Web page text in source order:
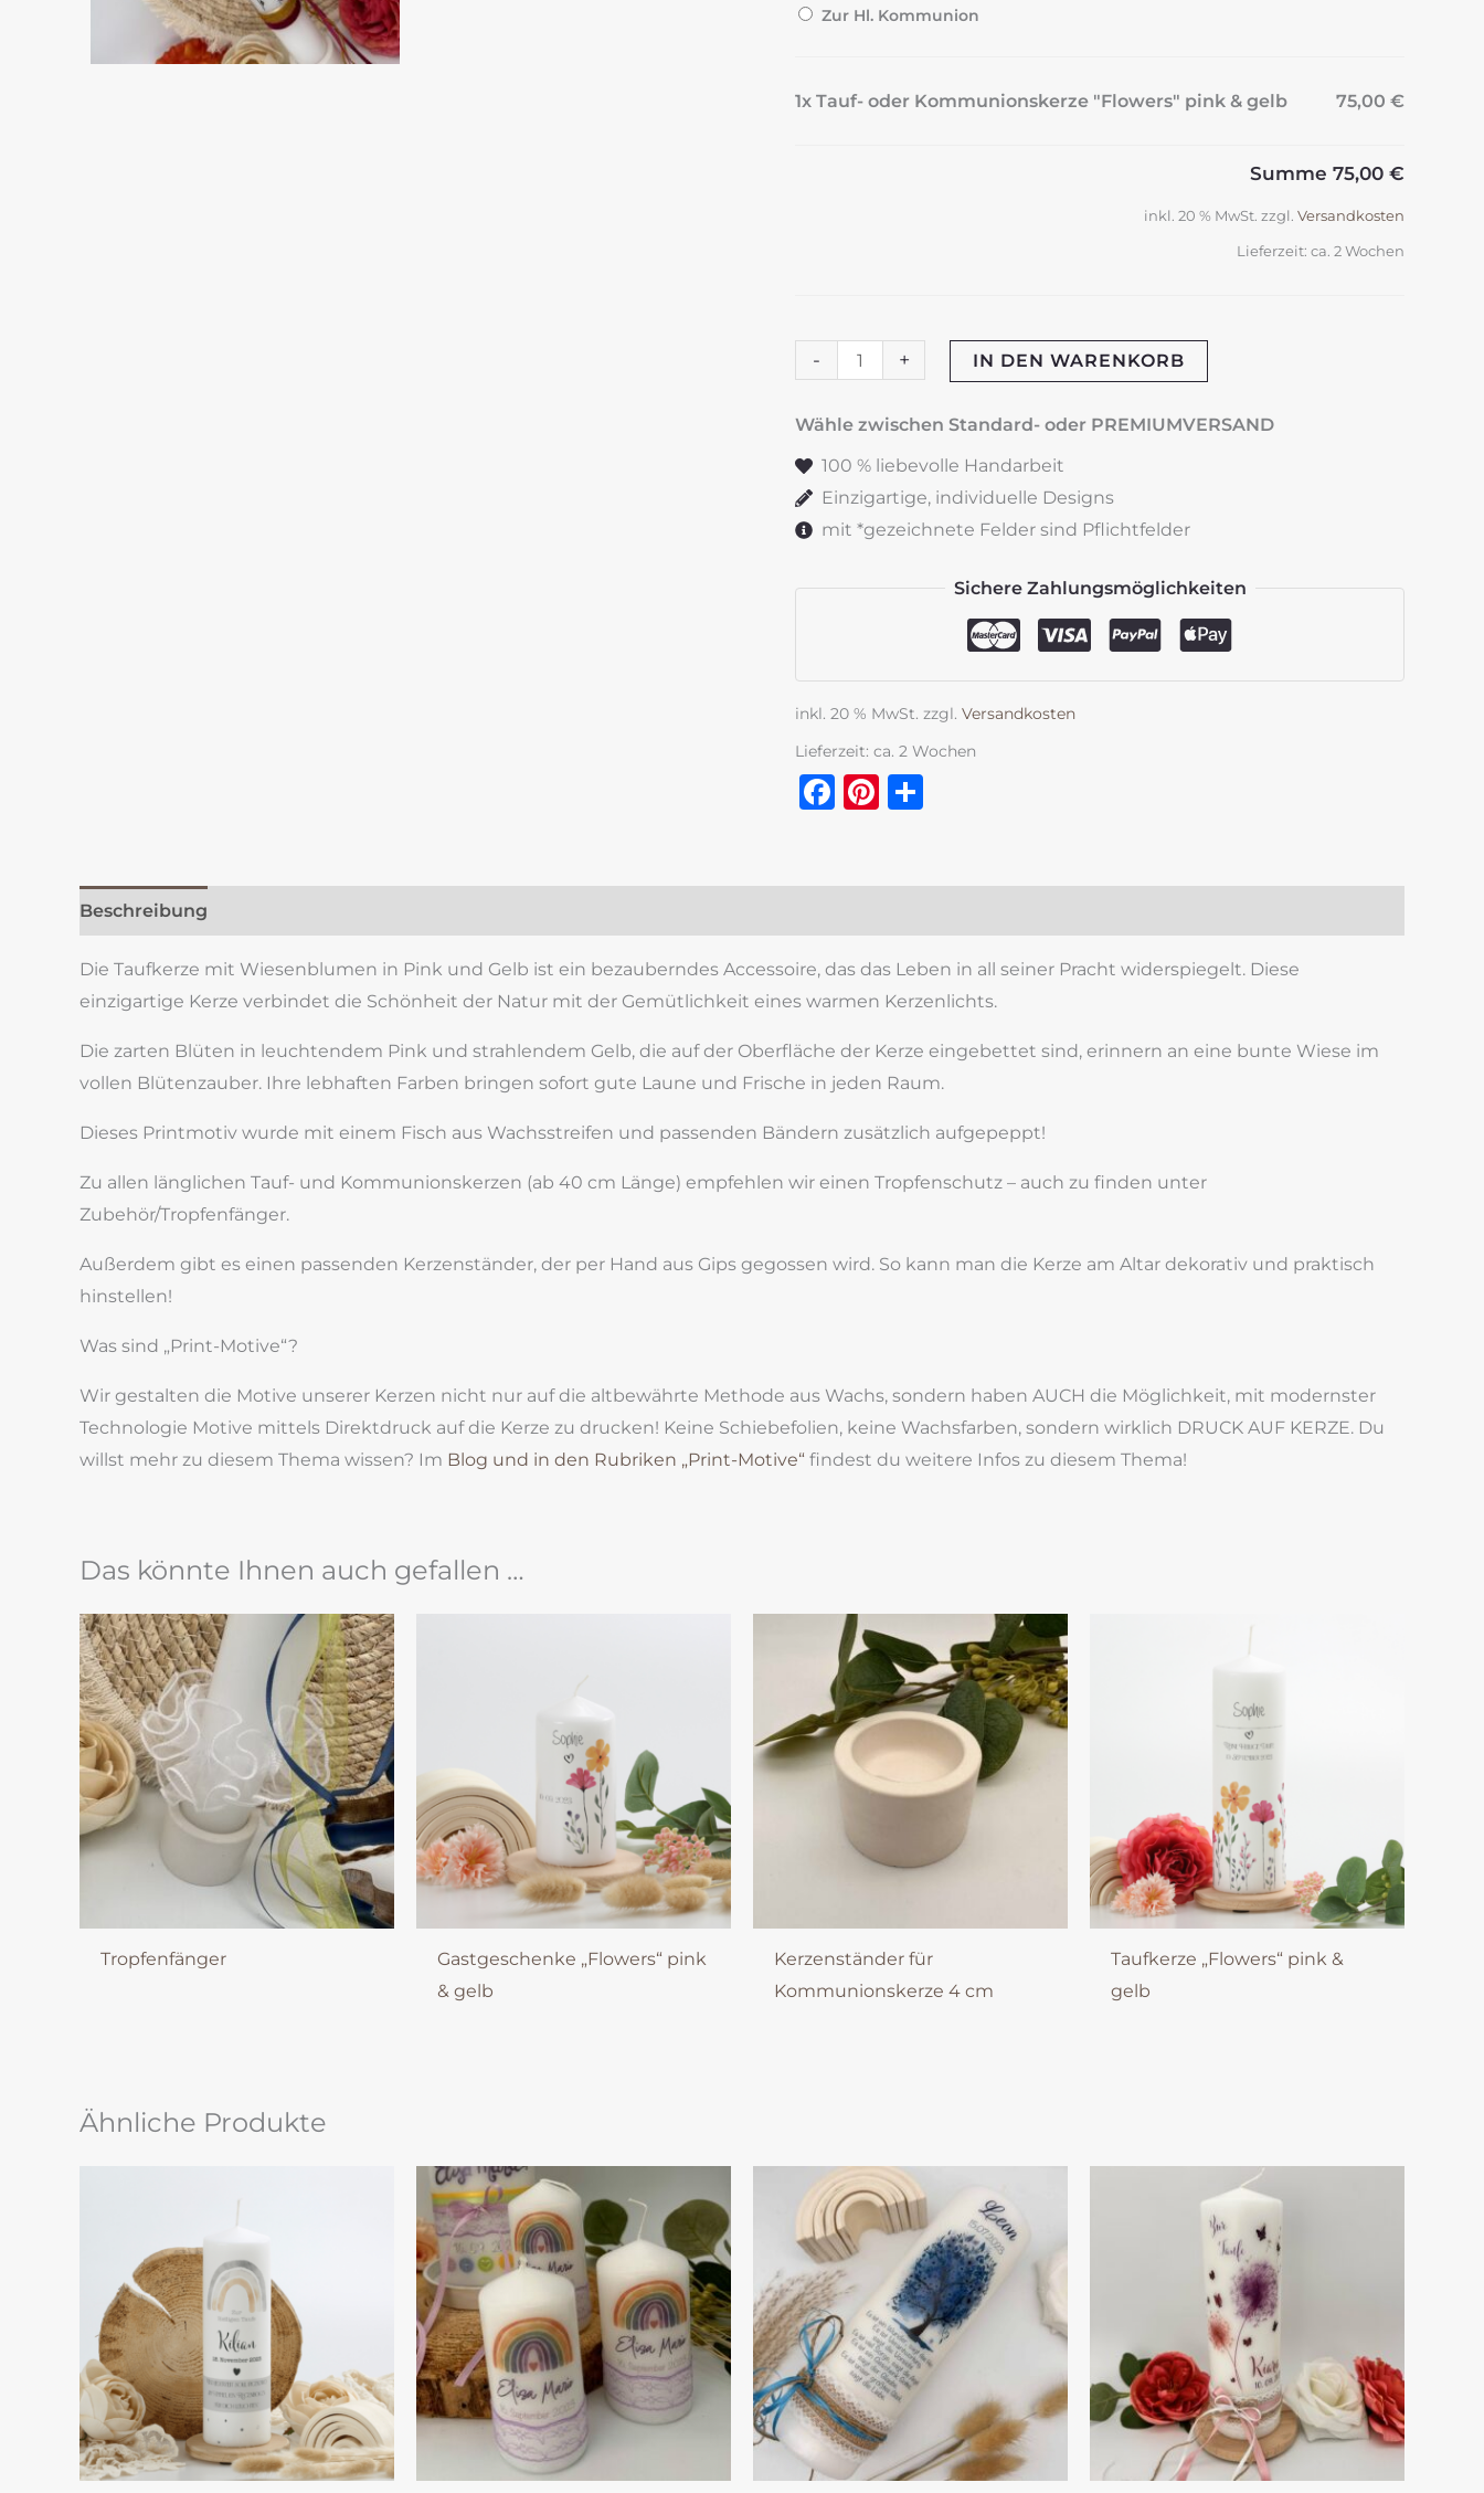
Zur Hl. Kommunion
1x Tauf- oder Kommunionskerze "Flowers" pink & gelb 75,00 €
Summe 75,00 €
inkl. 20 % MwSt. zzgl. Versandkosten
Lieferzeit: ca. 2 Wochen
-
Tauf-
Kommunionskerze
+ IN DEN WARENKORB
Wähle zwischen Standard- oder PREMIUMVERSAND
100 % liebevolle Handarbeit
Einzigartige, individuelle Designs
mit *gezeichnete Felder sind Pflichtfelder
Sichere Zahlungsmöglichkeiten
inkl. 20 % MwSt. zzgl. Versandkosten
Lieferzeit: ca. 2 Wochen
Facebook
Pinterest
Beschreibung
Die Taufkerze mit Wiesenblumen in Pink und Gelb ist ein bezauberndes Accessoire, das das Leben in all seiner Pracht widerspiegelt. Diese
einzigartige Kerze verbindet die Schönheit der Natur mit der Gemütlichkeit eines warmen Kerzenlichts.
Die zarten Blüten in leuchtendem Pink und strahlendem Gelb, die auf der Oberfläche der Kerze eingebettet sind, erinnern an eine bunte Wiese im
vollen Blütenzauber. Ihre lebhaften Farben bringen sofort gute Laune und Frische in jeden Raum.
Dieses Printmotiv wurde mit einem Fisch aus Wachsstreifen und passenden Bändern zusätzlich aufgepeppt!
Zu allen länglichen Tauf- und Kommunionskerzen (ab 40 cm Länge) empfehlen wir einen Tropfenschutz – auch zu finden unter
Zubehör/Tropfenfänger.
Außerdem gibt es einen passenden Kerzenständer, der per Hand aus Gips gegossen wird. So kann man die Kerze am Altar dekorativ und praktisch
hinstellen!
Was sind „Print-Motive“?
Wir gestalten die Motive unserer Kerzen nicht nur auf die altbewährte Methode aus Wachs, sondern haben AUCH die Möglichkeit, mit modernster
Technologie Motive mittels Direktdruck auf die Kerze zu drucken! Keine Schiebefolien, keine Wachsfarben, sondern wirklich DRUCK AUF KERZE. Du
willst mehr zu diesem Thema wissen? Im Blog und in den Rubriken „Print-Motive“ findest du weitere Infos zu diesem Thema!
Das könnte Ihnen auch gefallen …
Tropfenfänger
Gastgeschenke „Flowers“ pink
& gelb
Kerzenständer für
Kommunionskerze 4 cm
Taufkerze „Flowers“ pink &
gelb
Ähnliche Produkte